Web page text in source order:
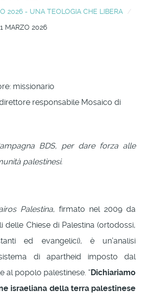
2026 - UNA TEOLOGIA CHE LIBERA
MARZO 2026
missionario
responsabile Mosaico di
BDS, per dare forza alle
palestinesi.
Palestina, firmato nel 2009 da
delle Chiese di Palestina (ortodossi,
ed evangelici), è un’analisi
di apartheid imposto dal
al popolo palestinese. “Dichiariamo
israeliana della terra palestinese